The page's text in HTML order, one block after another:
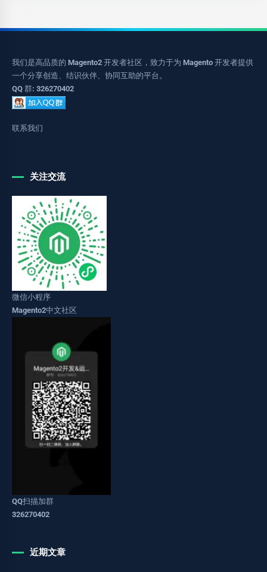
我们是高品质的 Magento2 开发者社区，致力于为 Magento 开发者提供
一个分享创造、结识伙伴、协同互助的平台。
QQ 群: 326270402
联系我们
关注交流
微信小程序
Magento2中文社区
QQ扫描加群
326270402
近期文章